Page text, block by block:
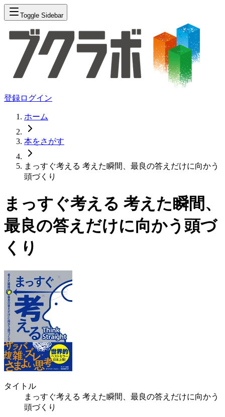
Toggle Sidebar
登録ログイン
ホーム
本をさがす
まっすぐ考える 考えた瞬間、最良の答えだけに向かう
頭づくり
まっすぐ考える 考えた瞬間、
最良の答えだけに向かう頭づ
くり
タイトル
まっすぐ考える 考えた瞬間、最良の答えだけに向かう
頭づくり